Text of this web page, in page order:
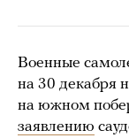
Военные
на 30 декабря
на южном
заявлению